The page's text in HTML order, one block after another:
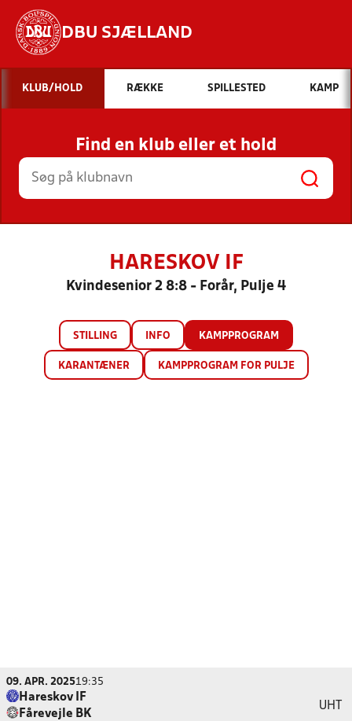
DBU SJÆLLAND
Hvad vil du søge efter?
INDHOLD OG NYHEDER
STILLINGER, RESULTATER, KLUBBER OG
HOLD
KLUB/HOLD RÆKKE SPILLESTED KAMP
Find en klub eller et hold
HARESKOV IF
Kvindesenior 2 8:8 - Forår, Pulje 4
STILLING INFO KAMPPROGRAM
KARANTÆNER KAMPPROGRAM FOR PULJE
09. APR. 202519:35
Hareskov IF
Fårevejle BK
UHT